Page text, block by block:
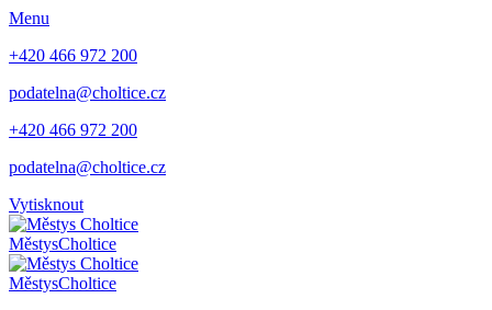
Menu
+420 466 972 200
podatelna@choltice.cz
+420 466 972 200
podatelna@choltice.cz
Vytisknout
MěstysCholtice
MěstysCholtice